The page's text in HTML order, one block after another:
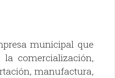
municipal que
comercialización,
manufactura,